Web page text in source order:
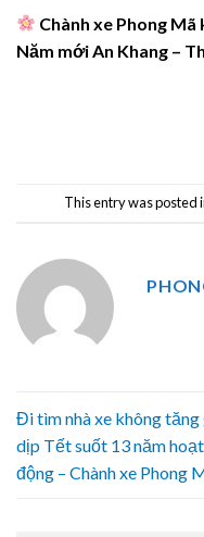
Chành xe Phong Mã
Năm mới An Khang –
This entry was posted
Đi tìm nhà xe không tăng
dịp Tết suốt 13 năm hoạt
động – Chành xe Phong